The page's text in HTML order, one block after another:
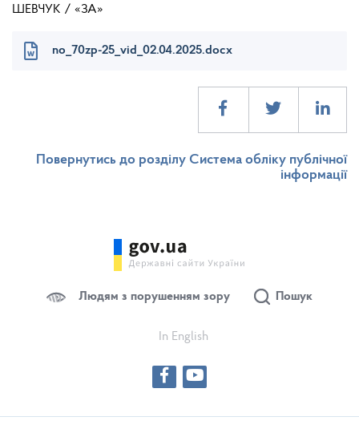
ШЕВЧУК / «ЗА»
no_70zp-25_vid_02.04.2025.docx
Повернутись до розділу Система обліку публічної
інформації
Людям з порушенням зору Пошук
In English